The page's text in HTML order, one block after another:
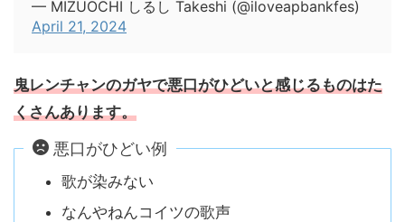
— MIZUOCHI しるし Takeshi (@iloveapbankfes)
April 21, 2024
鬼レンチャンのガヤで悪口がひどいと感じるものはた
くさんあります。
悪口がひどい例
歌が染みない
なんやねんコイツの歌声